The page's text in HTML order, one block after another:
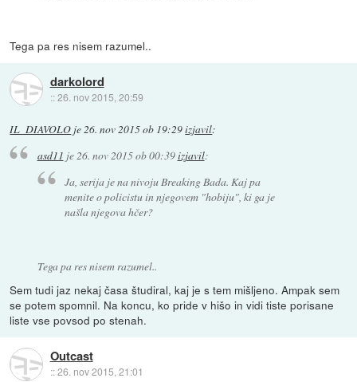
Tega pa res nisem razumel..
darkolord
::26. nov 2015, 20:59
IL_DIAVOLO je26. nov 2015 ob 19:29izjavil:
asd11 je26. nov 2015 ob 00:39izjavil:
Ja, serija je na nivoju Breaking Bada. Kaj pa
menite o policistu in njegovem "hobiju", ki ga je
našla njegova hčer?
Tega pa res nisem razumel..
Sem tudi jaz nekaj časa študiral, kaj je s tem mišljeno. Ampak sem
se potem spomnil. Na koncu, ko pride v hišo in vidi tiste porisane
liste vse povsod po stenah.
Outcast
::26. nov 2015, 21:01